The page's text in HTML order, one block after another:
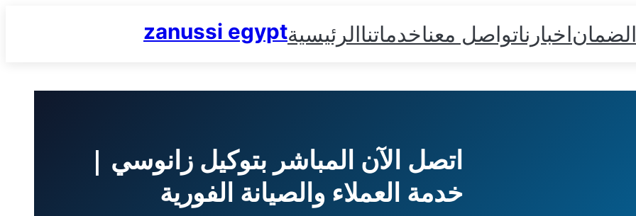
zanussi egyptالرئيسيةخدماتناتواصل معنااخبارنا
اتصل الآن المباشر بتوكيل زانوسي |
خدمة العملاء والصيانة الفورية